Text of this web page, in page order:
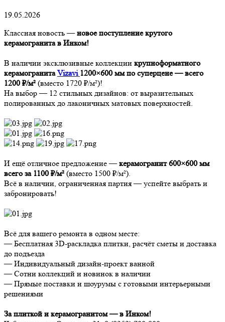
19.05.2026
Классная новость —новое поступление крутого
керамогранита в Инком!
В наличии эксклюзивные коллекции крупноформатного
керамогранита Vizavi 1200×600 мм по суперцене — всего
1200 ₽/м²(вместо 1720 ₽/м²)!
На выбор — 12 стильных дизайнов: от выразительных
полированных до лаконичных матовых поверхностей.
И ещё отличное предложение —керамогранит 600×600 мм
всего за 1100 ₽/м²(вместо 1500 ₽/м²).
Всё в наличии, ограниченная партия — успейте выбрать и
забронировать!
Всё для вашего ремонта в одном месте:
— Бесплатная 3D-раскладка плитки, расчёт сметы и доставка
до подъезда
— Индивидуальный дизайн-проект ванной
— Сотни коллекций и новинок в наличии
— Прямые поставки и шоурумы с готовыми интерьерными
решениями
За плиткой и керамогранитом — в Инком!